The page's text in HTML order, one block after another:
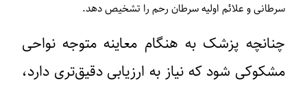
سرطانی و علائم اولیه سرطان رحم را تشخیص دهد.
چنانچه پزشک به هنگام معاینه متوجه نواحی
مشکوکی شود که نیاز به ارزیابی دقیق‌تری دارد،